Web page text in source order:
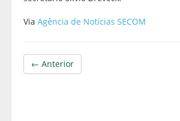
Via Agência de Notícias SECOM
← Anterior